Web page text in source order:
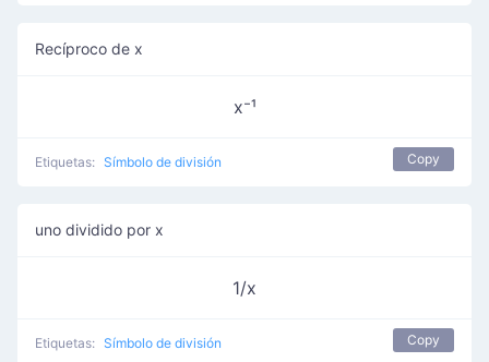
Recíproco de x
x⁻¹
Etiquetas: Símbolo de división Copy
uno dividido por x
1/x
Etiquetas: Símbolo de división Copy